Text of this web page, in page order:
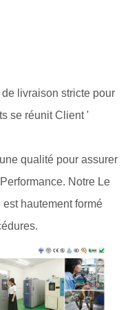
livraison stricte pour
se réunit Client '
qualité pour assurer
Notre Le
hautement formé